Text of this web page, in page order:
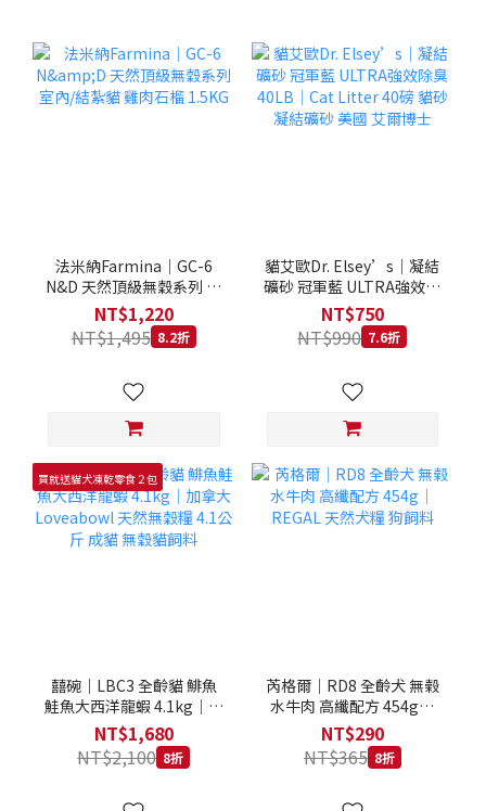
法米納Farmina｜GC-6
N&D 天然頂級無穀系列 室
內/結紮貓 雞肉石榴 1.5KG
NT$1,220
NT$1,495 8.2折
貓艾歐Dr. Elsey’s｜凝結
礦砂 冠軍藍 ULTRA強效除
臭 40LB｜Cat Litter 40磅
士
NT$750
NT$990 7.6折
買就送貓犬凍乾零食２包
囍碗｜LBC3 全齡貓 鯡魚
鮭魚大西洋龍蝦 4.1kg｜加
拿大 Loveabowl 天然無穀
糧 4.1公斤 成貓 無穀貓飼
料
NT$1,680
NT$2,100 8折
芮格爾｜RD8 全齡犬 無榖
水牛肉 高纖配方 454g｜
REGAL 天然犬糧 狗飼料
NT$290
NT$365 8折